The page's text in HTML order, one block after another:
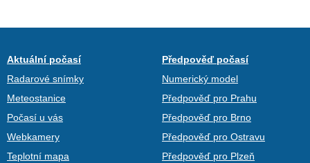
Aktuální počasí
Radarové snímky
Meteostanice
Počasí u vás
Webkamery
Teplotní mapa
Předpověď počasí
Numerický model
Předpověď pro Prahu
Předpověď pro Brno
Předpověď pro Ostravu
Předpověď pro Plzeň